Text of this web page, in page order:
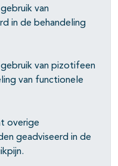
van
in de behandeling
van pizotifeen
van functionele
overige
geadviseerd in de